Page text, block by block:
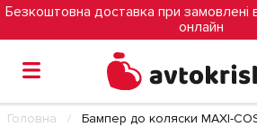
Безкоштовна доставка при замовлені
онлайн
Головна Бампер до коляски MAXI-